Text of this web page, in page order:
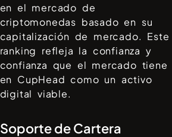
en el mercado de
criptomonedas basado en su
capitalización de mercado. Este
ranking refleja la confianza y
confianza que el mercado tiene
en CupHead como un activo
digital viable.
Soporte de Cartera